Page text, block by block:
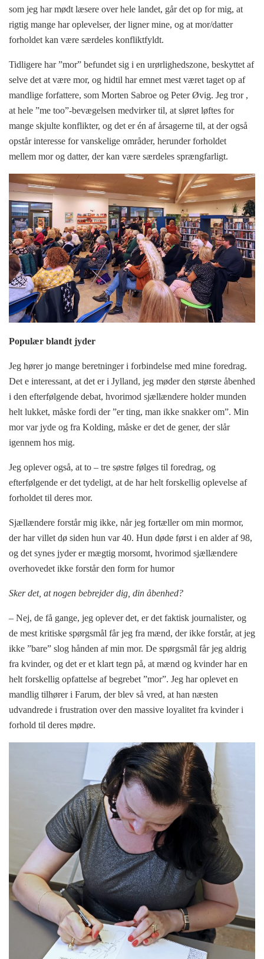
som jeg har mødt læsere over hele landet, går det op for mig, at
rigtig mange har oplevelser, der ligner mine, og at mor/datter
forholdet kan være særdeles konfliktfyldt.
Tidligere har ”mor” befundet sig i en urørlighedszone, beskyttet af
selve det at være mor, og hidtil har emnet mest været taget op af
mandlige forfattere, som Morten Sabroe og Peter Øvig. Jeg tror ,
at hele ”me too”-bevægelsen medvirker til, at sløret løftes for
mange skjulte konflikter, og det er én af årsagerne til, at der også
opstår interesse for vanskelige områder, herunder forholdet
mellem mor og datter, der kan være særdeles sprængfarligt.
Populær blandt jyder
Jeg hører jo mange beretninger i forbindelse med mine foredrag.
Det e interessant, at det er i Jylland, jeg møder den største åbenhed
i den efterfølgende debat, hvorimod sjællændere holder munden
helt lukket, måske fordi der ”er ting, man ikke snakker om”. Min
mor var jyde og fra Kolding, måske er det de gener, der slår
igennem hos mig.
Jeg oplever også, at to – tre søstre følges til foredrag, og
efterfølgende er det tydeligt, at de har helt forskellig oplevelse af
forholdet til deres mor.
Sjællændere forstår mig ikke, når jeg fortæller om min mormor,
der har villet dø siden hun var 40. Hun døde først i en alder af 98,
og det synes jyder er mægtig morsomt, hvorimod sjællændere
overhovedet ikke forstår den form for humor
Sker det, at nogen bebrejder dig, din åbenhed?
– Nej, de få gange, jeg oplever det, er det faktisk journalister, og
de mest kritiske spørgsmål får jeg fra mænd, der ikke forstår, at jeg
ikke ”bare” slog hånden af min mor. De spørgsmål får jeg aldrig
fra kvinder, og det er et klart tegn på, at mænd og kvinder har en
helt forskellig opfattelse af begrebet ”mor”. Jeg har oplevet en
mandlig tilhører i Farum, der blev så vred, at han næsten
udvandrede i frustration over den massive loyalitet fra kvinder i
forhold til deres mødre.